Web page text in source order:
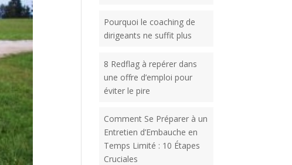
Pourquoi le coaching de
dirigeants ne suffit plus
8 Redflag à repérer dans
une offre d’emploi pour
éviter le pire
Comment Se Préparer à un
Entretien d’Embauche en
Temps Limité : 10 Étapes
Cruciales